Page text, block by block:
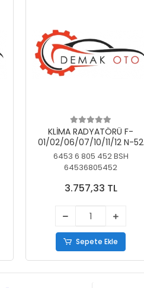
KLİMA RADYATÖRÜ F-
01/02/06/07/10/11/12 N-52
N/N-53/57/63
6453 6 805 452 BSH
64536805452
3.757,33 TL
Sepete Ekle